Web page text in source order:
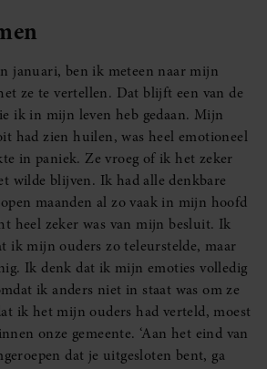
januari, ben ik meteen naar mijn
ze te vertellen. Dat blijft een van de
ik in mijn leven heb gedaan. Mijn
had zien huilen, was heel emotioneel
in paniek. Ze vroeg of ik het zeker
wilde blijven. Ik had alle denkbare
maanden al zo vaak in mijn hoofd
heel zeker was van mijn besluit. Ik
ik mijn ouders zo teleurstelde, maar
Ik denk dat ik mijn emoties volledig
ik anders niet in staat was om ze
ik het mijn ouders had verteld, moest
onze gemeente. ‘Aan het eind van
dat je uitgesloten bent, ga